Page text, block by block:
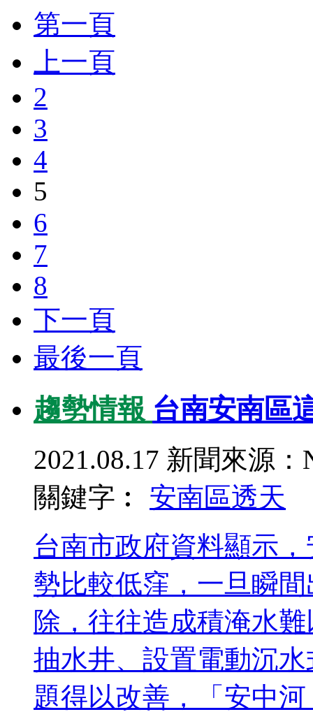
第一頁
上一頁
2
3
4
5
6
7
8
下一頁
最後一頁
趨勢情報 台南安南區
2021.08.17 新聞來源：
關鍵字︰ 安南區透天
台南市政府資料顯示
勢比較低窪，一旦瞬
除，往往造成積淹水
抽水井、設置電動沉
題得以改善，「安中